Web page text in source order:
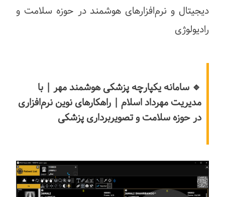
دیجیتال و نرم‌افزارهای هوشمند در حوزه سلامت و
رادیولوژی
🔹 سامانه یکپارچه پزشکی هوشمند مهر | با
مدیریت مهرداد اسلام | راهکارهای نوین نرم‌افزاری
در حوزه سلامت و تصویربرداری پزشکی